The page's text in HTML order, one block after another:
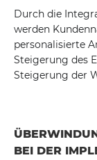
Durch die
werden
personalisierte
Steigerung des
Steigerung der
BEI DER